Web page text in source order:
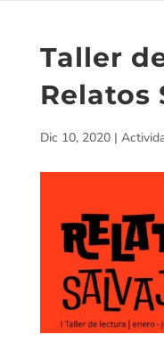
Taller
Relatos
Dic 10, 2020|